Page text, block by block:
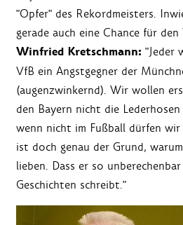
"Opfer" des Rekordmeisters.
gerade auch eine Chance für den
Winfried Kretschmann: "Jeder
VfB ein Angstgegner der
(augenzwinkernd). Wir wollen
den Bayern nicht die
wenn nicht im Fußball dürfen
ist doch genau der Grund,
lieben. Dass er so
Geschichten schreibt."